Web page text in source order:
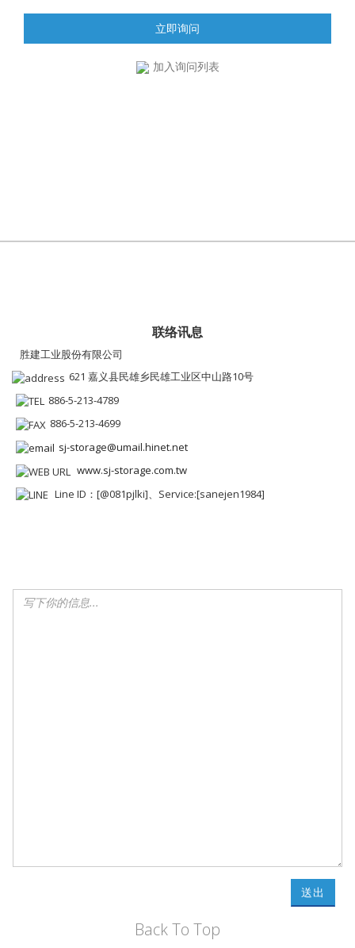
立即询问
加入询问列表
联络讯息
胜建工业股份有限公司
621 嘉义县民雄乡民雄工业区中山路10号
886-5-213-4789
886-5-213-4699
sj-storage@umail.hinet.net
www.sj-storage.com.tw
Line ID：[@081pjlki]、Service:[sanejen1984]
送出
Back To Top